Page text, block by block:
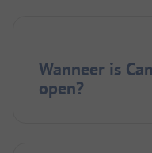
Wanneer is
open?